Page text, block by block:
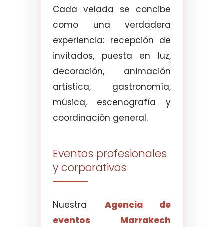
Cada velada se concibe
como una verdadera
experiencia: recepción de
invitados, puesta en luz,
decoración, animación
artística, gastronomía,
música, escenografía y
coordinación general.
Eventos profesionales
y corporativos
Nuestra Agencia de
eventos Marrakech